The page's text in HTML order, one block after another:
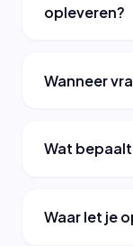
opleveren?
Wanneer
Wat
Waar let je